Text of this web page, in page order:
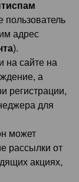
пользователь
адрес
).
на сайте на
а
регистрации,
для
может
рассылки от
акциях,